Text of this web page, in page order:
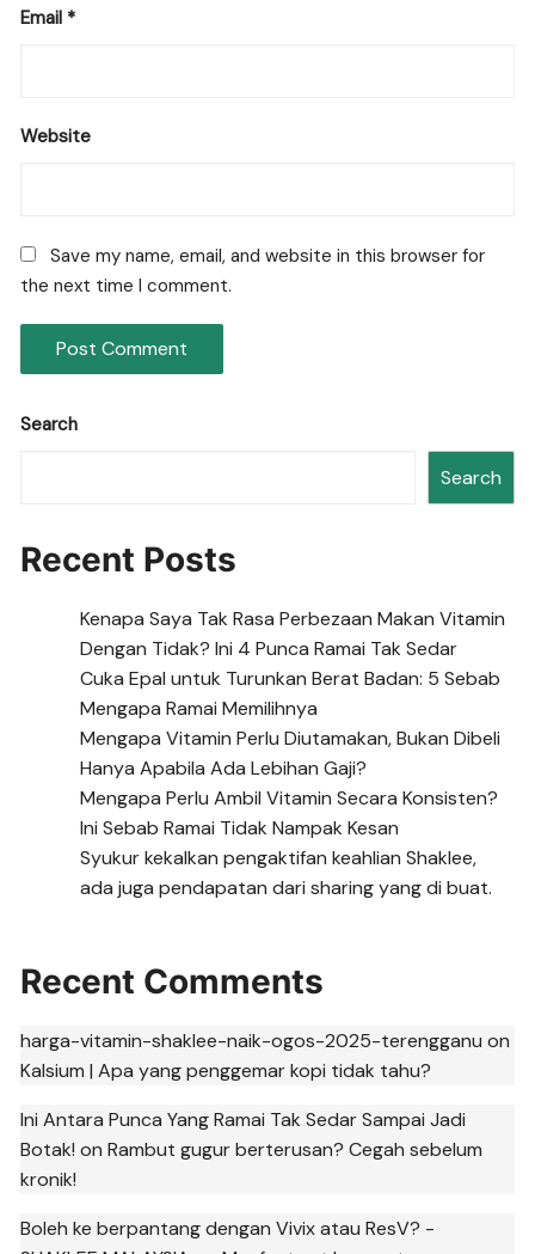
Email *
Website
Save my name, email, and website in this browser for
the next time I comment.
Search
Search
Recent Posts
Kenapa Saya Tak Rasa Perbezaan Makan Vitamin
Dengan Tidak? Ini 4 Punca Ramai Tak Sedar
Cuka Epal untuk Turunkan Berat Badan: 5 Sebab
Mengapa Ramai Memilihnya
Mengapa Vitamin Perlu Diutamakan, Bukan Dibeli
Hanya Apabila Ada Lebihan Gaji?
Mengapa Perlu Ambil Vitamin Secara Konsisten?
Ini Sebab Ramai Tidak Nampak Kesan
Syukur kekalkan pengaktifan keahlian Shaklee,
ada juga pendapatan dari sharing yang di buat.
Recent Comments
harga-vitamin-shaklee-naik-ogos-2025-terengganu on
Kalsium | Apa yang penggemar kopi tidak tahu?
Ini Antara Punca Yang Ramai Tak Sedar Sampai Jadi
Botak! onRambut gugur berterusan? Cegah sebelum
kronik!
Boleh ke berpantang dengan Vivix atau ResV? -